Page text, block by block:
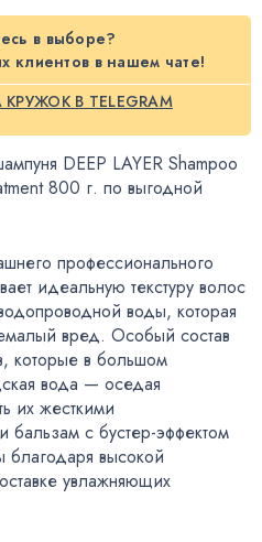
в выборе?
клиентов в нашем чате!
КРУЖОК В TELEGRAM
DEEP LAYER Shampoo
800 г. по выгодной
профессионального
идеальную текстуру волос
воды, которая
вред. Особый состав
, которые в большом
вода — оседая
их жесткими
бальзам с бустер-эффектом
благодаря высокой
увлажняющих